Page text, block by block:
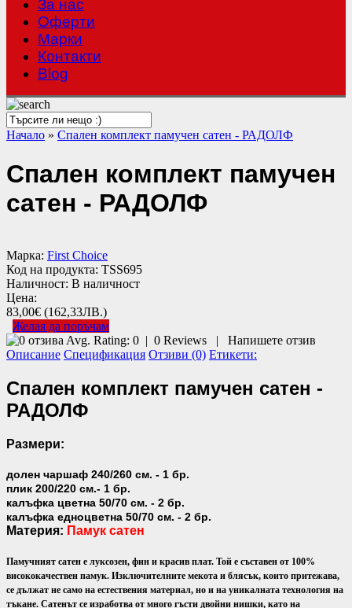
За нас
Оферти
Mарки
Контакти
Blog
Начало » Спален комплект памучен сатен - РАДОЛФ
Спален комплект памучен
сатен - РАДОЛФ
Марка: First Choice
Код на продукта: TSS695
Наличност: В наличност
Цена:
83,00€ (162,33ЛВ.)
Желая да поръчам
Avg. Rating: 0 | 0 Reviews | Напишете отзив
Описание Спецификация Отзиви (0) Етикети:
Спален комплект памучен сатен -
РАДОЛФ
Размери:
долен чаршаф 240/260 см. - 1 бр.
плик 200/220 см.- 1 бр.
калъфка цветна 50/70 см. - 2 бр.
калъфка едноцветна 50/70 см. - 2 бр.
Материя: Памук сатен
Памучният сатен е луксозен, фин и красив плат. Той е съставен от 100%
висококачествен памук. Изключителните мекота и блясък, които притежава,
се дължат не само на естествения материал, но и на уникалната технология на
тъкане. Сатенът се изработва от много гъсти двойни нишки, като на